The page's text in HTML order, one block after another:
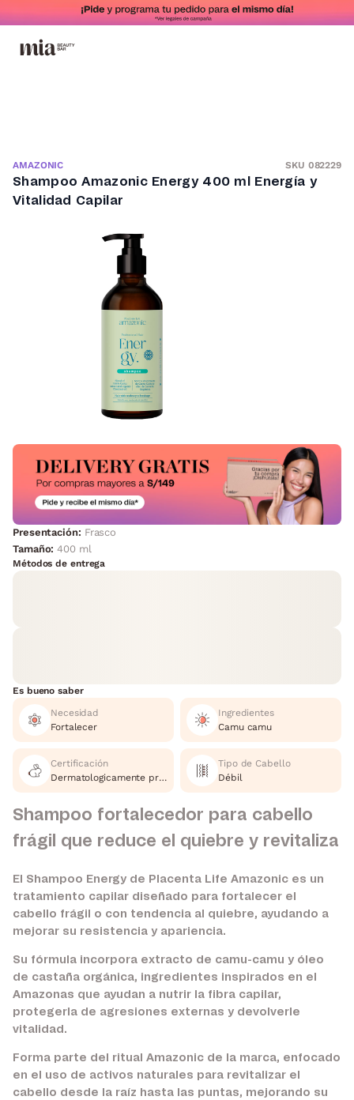
AMAZONIC SKU 082229
Shampoo Amazonic Energy 400 ml Energía y
Vitalidad Capilar
Presentación: Frasco
Tamaño:400 ml
Métodos de entrega
Es bueno saber
Necesidad
Fortalecer
Ingredientes
Camu camu
Certificación
Dermatologicamente probado, Cruelty Free
Tipo de Cabello
Débil
Shampoo fortalecedor para cabello
frágil que reduce el quiebre y revitaliza
El Shampoo Energy de Placenta Life Amazonic es un
tratamiento capilar diseñado para fortalecer el
cabello frágil o con tendencia al quiebre, ayudando a
mejorar su resistencia y apariencia.
Su fórmula incorpora extracto de camu-camu y óleo
de castaña orgánica, ingredientes inspirados en el
Amazonas que ayudan a nutrir la fibra capilar,
protegerla de agresiones externas y devolverle
vitalidad.
Forma parte del ritual Amazonic de la marca, enfocado
en el uso de activos naturales para revitalizar el
cabello desde la raíz hasta las puntas, mejorando su